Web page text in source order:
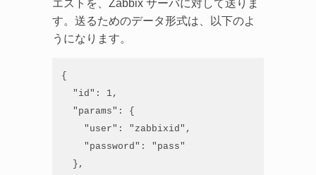
エストを、Zabbix サーバに対して送りま
す。送るためのデータ形式は、以下のよ
うになります。
{
"id": 1,
"params": {
"user": "zabbixid",
"password": "pass"
},